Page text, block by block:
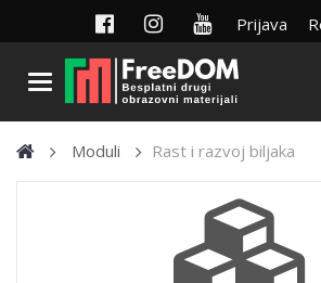
Prijava
Moduli Rast i razvoj biljaka